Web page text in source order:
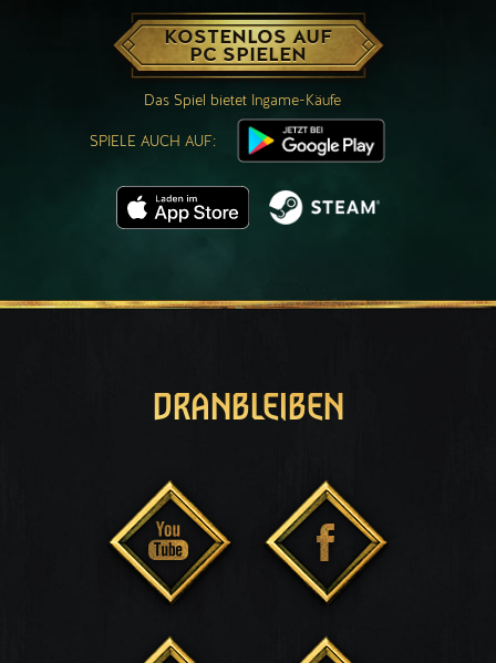
KOSTENLOS AUF
PC SPIELEN
Das Spiel bietet Ingame-Käufe
SPIELE AUCH AUF:
DRANBLEIBEN